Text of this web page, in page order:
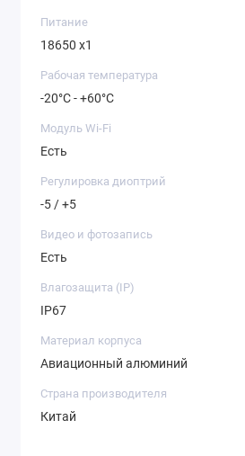
Питание
18650 x1
Рабочая температура
-20°C - +60°C
Модуль Wi-Fi
Есть
Регулировка диоптрий
-5 / +5
Видео и фотозапись
Есть
Влагозащита (IP)
IP67
Материал корпуса
Авиационный алюминий
Страна производителя
Китай